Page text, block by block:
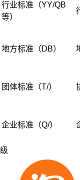
行业标准（YY/QB
等）
地方标准（DB）
团体标准（T/）
企业标准（Q/）
级